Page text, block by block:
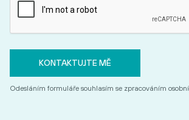
Odesláním formuláře souhlasím se zpracováním